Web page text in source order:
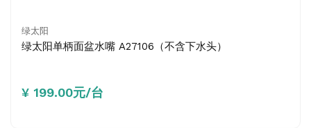
绿太阳
绿太阳单柄面盆水嘴 A27106（不含下水头）
¥ 199.00元/台